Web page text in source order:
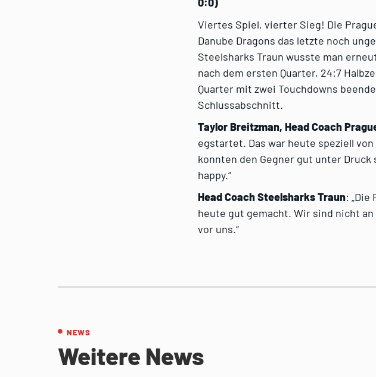
Viertes Spiel, vierter Sieg! Die
Danube Dragons das letzte noch
Steelsharks Traun wusste man
nach dem ersten Quarter, 24:7
Quarter mit zwei Touchdowns
Schlussabschnitt.
Taylor Breitzman, Head Coach
egstartet. Das war heute speziell
konnten den Gegner gut unter
happy.“
Head Coach Steelsharks Traun:
heute gut gemacht. Wir sind nicht
vor uns.“
NEWS
Weitere News